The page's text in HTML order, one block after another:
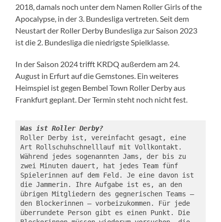
2018, damals noch unter dem Namen Roller Girls of the
Apocalypse, in der 3. Bundesliga vertreten. Seit dem
Neustart der Roller Derby Bundesliga zur Saison 2023
ist die 2. Bundesliga die niedrigste Spielklasse.
In der Saison 2024 trifft KRDQ außerdem am 24.
August in Erfurt auf die Gemstones. Ein weiteres
Heimspiel ist gegen Bembel Town Roller Derby aus
Frankfurt geplant. Der Termin steht noch nicht fest.
Was ist Roller Derby?
Roller Derby ist, vereinfacht gesagt, eine
Art Rollschuhschnelllauf mit Vollkontakt.
Während jedes sogenannten Jams, der bis zu
zwei Minuten dauert, hat jedes Team fünf
Spielerinnen auf dem Feld. Je eine davon ist
die Jammerin. Ihre Aufgabe ist es, an den
übrigen Mitgliedern des gegnerischen Teams –
den Blockerinnen – vorbeizukommen. Für jede
überrundete Person gibt es einen Punkt. Die